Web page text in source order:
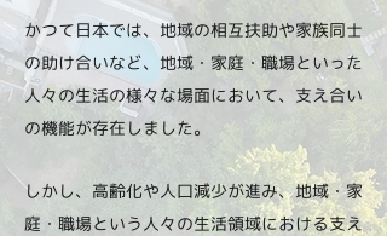
かつて日本では、地域の相互扶助や家族同士
の助け合いなど、地域・家庭・職場といった
人々の生活の様々な場面において、支え合い
の機能が存在しました。
しかし、高齢化や人口減少が進み、地域・家
庭・職場という人々の生活領域における支え